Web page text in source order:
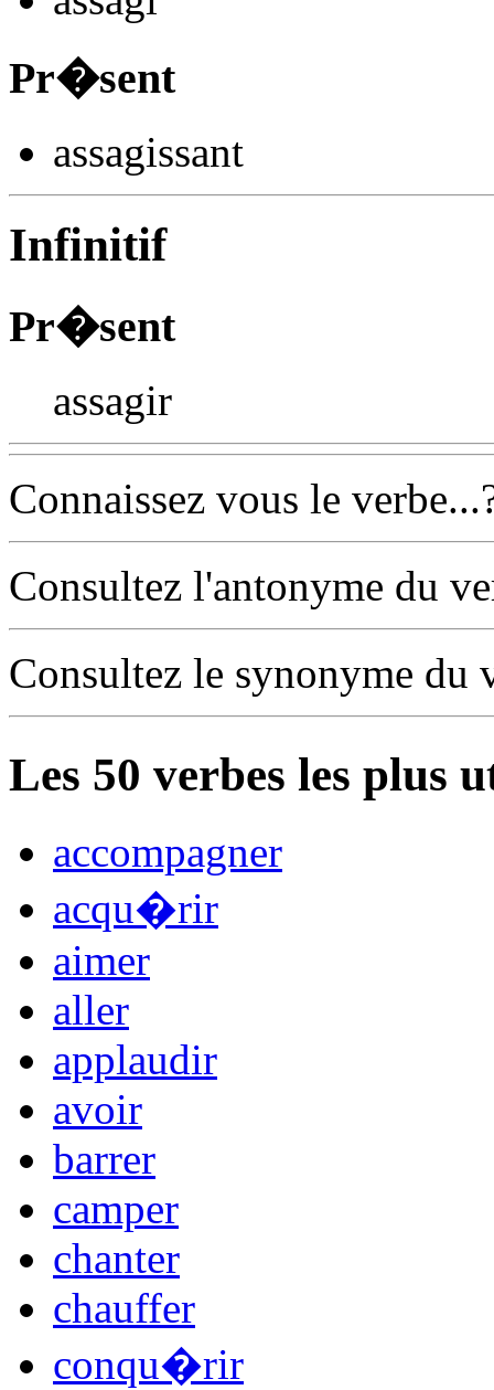
Pr�sent
assagissant
Infinitif
Pr�sent
assagir
Connaissez vous le
Consultez l'antonyme du
Consultez le synonyme du
Les 50 verbes les plus
accompagner
acqu�rir
aimer
aller
applaudir
avoir
barrer
camper
chanter
chauffer
conqu�rir